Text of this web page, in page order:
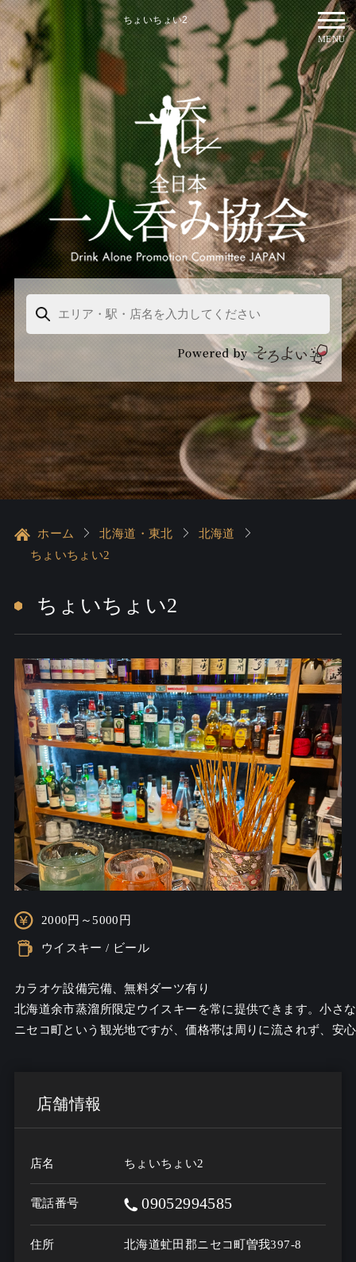
ちょいちょい2
MENU
ホーム 北海道・東北
北海道
ちょいちょい2
ちょいちょい2
2000円～5000円
ウイスキー / ビール
カラオケ設備完備、無料ダーツ有り
北海道余市蒸溜所限定ウイスキーを常に提供できます。小さ
ニセコ町という観光地ですが、価格帯は周りに流されず、安
店舗情報
店名 ちょいちょい2
電話番号 09052994585
住所 北海道虻田郡ニセコ町曽我397-8